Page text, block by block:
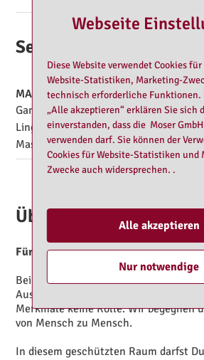
Webseite
Diese Website verwendet Cookies
Website-Statistiken, Marketing-
technisch erforderliche Funktionen.
„Alle akzeptieren“ erklären Sie sich
einverstanden, dass die Moser
verwenden darf. Sie können der
Cookies für Website-Statistiken und
Zwecke auch widersprechen. .
Alle akzeptieren
Nur notwendige
Service
MASSAGE
Ganzkörpermassage
Lingam-Massage
Massagen
Öl-Massage
Tantra-Massage
Über Sophie - Dipl.
Für wen ist eine Tantra- Massage
Bei einer Tantra-Massage spielen
Aussehen, gesellschaftlicher Status
Merkmale keine Rolle. Wir begegnen
von Mensch zu Mensch.
In diesem geschützten Raum darfst